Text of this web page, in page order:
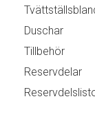
Duschar
Tillbehör
Reservdelar